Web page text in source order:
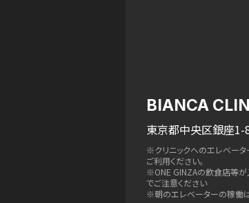
BIANCA
東京都中央区銀座1-
※クリニックへのエレベー
ご利用ください。
※ONE GINZAの飲食店等が
でご注意ください
※朝のエレベーターの稼働